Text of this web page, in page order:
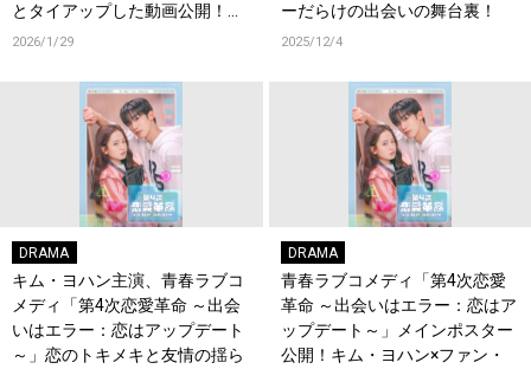
とタイアップした動画公開！ハ
イライト映像も特別公開！
2026/1/29
ーだらけの出会いの舞台裏！
2025/12/4
DRAMA
キム・ヨハン主演、青春ラブコ
メディ「第4次恋愛革命 ～出会
いはエラー：恋はアップデート
～」恋のトキメキと友情の揺ら
DRAMA
青春ラブコメディ「第4次恋愛
革命 ～出会いはエラー：恋はア
ップデート～」メインポスター
公開！キム・ヨハン×ファン・